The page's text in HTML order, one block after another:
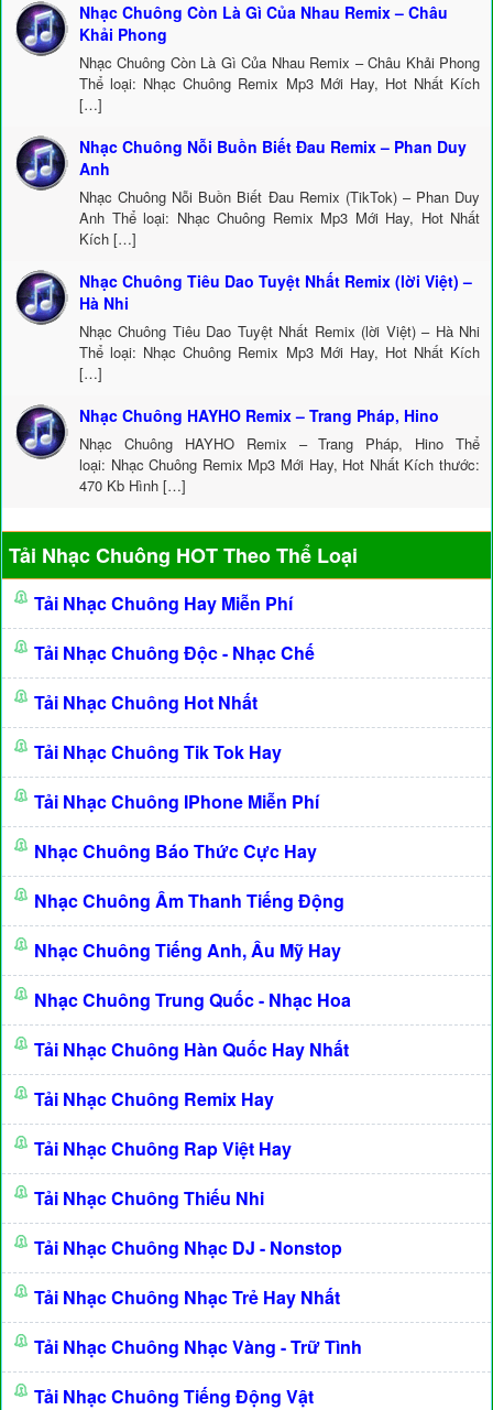
Nhạc Chuông Còn Là Gì Của Nhau Remix – Châu
Khải Phong
Nhạc Chuông Còn Là Gì Của Nhau Remix – Châu Khải Phong
Thể loại: Nhạc Chuông Remix Mp3 Mới Hay, Hot Nhất Kích
[…]
Nhạc Chuông Nỗi Buồn Biết Đau Remix – Phan Duy
Anh
Nhạc Chuông Nỗi Buồn Biết Đau Remix (TikTok) – Phan Duy
Anh Thể loại: Nhạc Chuông Remix Mp3 Mới Hay, Hot Nhất
Kích […]
Nhạc Chuông Tiêu Dao Tuyệt Nhất Remix (lời Việt) –
Hà Nhi
Nhạc Chuông Tiêu Dao Tuyệt Nhất Remix (lời Việt) – Hà Nhi
Thể loại: Nhạc Chuông Remix Mp3 Mới Hay, Hot Nhất Kích
[…]
Nhạc Chuông HAYHO Remix – Trang Pháp, Hino
Nhạc Chuông HAYHO Remix – Trang Pháp, Hino Thể
loại: Nhạc Chuông Remix Mp3 Mới Hay, Hot Nhất Kích thước:
470 Kb Hình […]
Tải Nhạc Chuông HOT Theo Thể Loại
Tải Nhạc Chuông Hay Miễn Phí
Tải Nhạc Chuông Độc - Nhạc Chế
Tải Nhạc Chuông Hot Nhất
Tải Nhạc Chuông Tik Tok Hay
Tải Nhạc Chuông IPhone Miễn Phí
Nhạc Chuông Báo Thức Cực Hay
Nhạc Chuông Âm Thanh Tiếng Động
Nhạc Chuông Tiếng Anh, Âu Mỹ Hay
Nhạc Chuông Trung Quốc - Nhạc Hoa
Tải Nhạc Chuông Hàn Quốc Hay Nhất
Tải Nhạc Chuông Remix Hay
Tải Nhạc Chuông Rap Việt Hay
Tải Nhạc Chuông Thiếu Nhi
Tải Nhạc Chuông Nhạc DJ - Nonstop
Tải Nhạc Chuông Nhạc Trẻ Hay Nhất
Tải Nhạc Chuông Nhạc Vàng - Trữ Tình
Tải Nhạc Chuông Tiếng Động Vật